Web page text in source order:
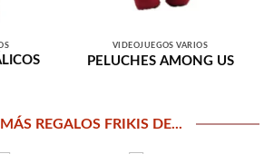
VIDEOJUEGOS VARIOS
PELUCHES AMONG US
REGALOS FRIKIS DE...